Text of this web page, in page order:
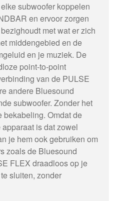
subwoofer koppelen
en ervoor zorgen
met wat er zich
middengebied en de
en je muziek. De
point-to-point
van de PULSE
andere Bluesound
subwoofer. Zonder het
bekabeling. Omdat de
is dat zowel
je hem ook gebruiken om
zoals de Bluesound
FLEX draadloos op je
sluiten, zonder